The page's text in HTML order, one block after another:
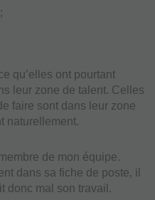
qu’elles ont pourtant
leur zone de talent. Celles
faire sont dans leur zone
naturellement.
de mon équipe.
dans sa fiche de poste, il
donc mal son travail.